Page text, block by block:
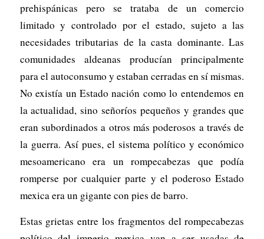
prehispánicas pero se trataba de un comercio
limitado y controlado por el estado, sujeto a las
necesidades tributarias de la casta dominante. Las
comunidades aldeanas producían principalmente
para el autoconsumo y estaban cerradas en sí mismas.
No existía un Estado nación como lo entendemos en
la actualidad, sino señoríos pequeños y grandes que
eran subordinados a otros más poderosos a través de
la guerra. Así pues, el sistema político y económico
mesoamericano era un rompecabezas que podía
romperse por cualquier parte y el poderoso Estado
mexica era un gigante con pies de barro.
Estas grietas entre los fragmentos del rompecabezas